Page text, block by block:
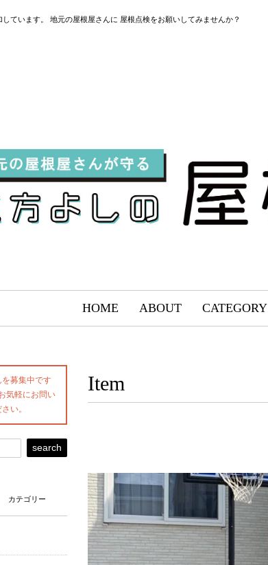
ています。 地元の屋根屋さんに 屋根点検をお願いしてみませんか？
HOME ABOUT CATEGORY
Item
募集中です
気軽にお問い
い。
search
カテゴリー